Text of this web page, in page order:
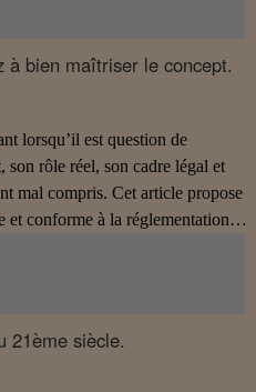
sans ingestion et sans
à bien maîtriser le concept.
lorsqu’il est question de
son rôle réel, son cadre légal et
mal compris. Cet article propose
et conforme à la réglementation
comment le CBD
de prévention.
21ème siècle.